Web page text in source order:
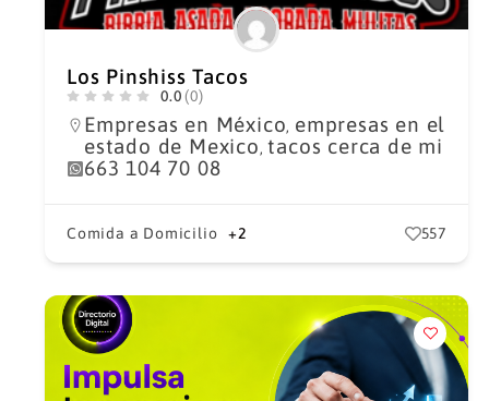
Los Pinshiss Tacos
0.0 (0)
Empresas en México, empresas en el
estado de Mexico,tacos cerca de mi
663 104 70 08
Comida a Domicilio +2 557